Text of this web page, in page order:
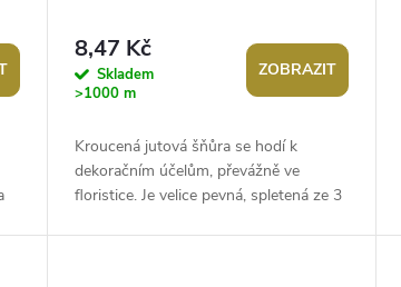
8,47 Kč
Skladem
>1000 m
ZOBRAZIT
Kroucená jutová šňůra se hodí k
dekoračním účelům, převážně ve
floristice. Je velice pevná, spletená ze 3